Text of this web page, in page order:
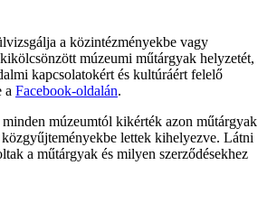
a közintézményekbe vagy
múzeumi műtárgyak helyzetét,
kapcsolatokért és kultúráért felelő
a Facebook-oldalán.
múzeumtól kikérték azon műtárgyak
lettek kihelyezve. Látni
a műtárgyak és milyen szerződésekhez